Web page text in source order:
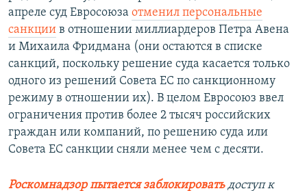
апреле суд Евросоюза отменил персональные
санкции в отношении миллиардеров Петра Авена
и Михаила Фридмана (они остаются в списке
санкций, поскольку решение суда касается только
одного из решений Совета ЕС по санкционному
режиму в отношении их). В целом Евросоюз ввел
ограничения против более 2 тысяч российских
граждан или компаний, по решению суда или
Совета ЕС санкции сняли менее чем с десяти.
Роскомнадзор пытается заблокировать доступ к